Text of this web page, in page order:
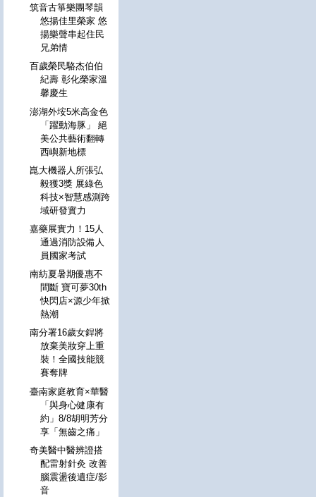
筑音古箏樂團琴韻
悠揚佳里榮家 悠
揚樂聲串起住民
兄弟情
百歲榮民駱杰伯伯
紀壽 彰化榮家溫
馨慶生
澎湖外垵5米高金色
「躍動海豚」 絕
美公共藝術翻轉
西嶼新地標
崑大機器人所張弘
毅獲3獎 展綠色
科技×智慧感測跨
域研發實力
嘉藥展實力！15人
通過消防設備人
員國家考試
南紡夏暑期優惠不
間斷 寶可夢30th
快閃店×源少年掀
熱潮
南分署16歲女銲將
放棄美妝穿上重
裝！全國技能競
賽奪牌
臺南家庭教育×華醫
「與身心健康有
約」8/8胡明芳分
享「無齒之痛」
奇美醫中醫辨證搭
配雷射針灸 改善
腦震盪後遺症/影
音